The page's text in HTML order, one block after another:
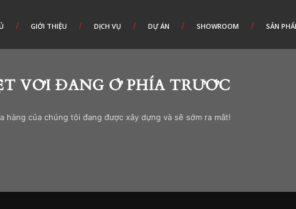
GIỚI THIỆU DỊCH VỤ DỰ ÁN SHOWROOM SẢN
VỜI ĐANG Ở PHÍA TRƯỚC
hàng của chúng tôi đang được xây dựng và sẽ sớm ra mắt!